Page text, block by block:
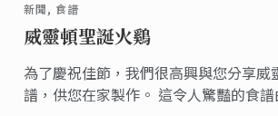
新聞, 食譜
威靈頓聖誕火鷄
為了慶祝佳節，我們很高興與您分享威
譜，供您在家製作。 這令人驚豔的食